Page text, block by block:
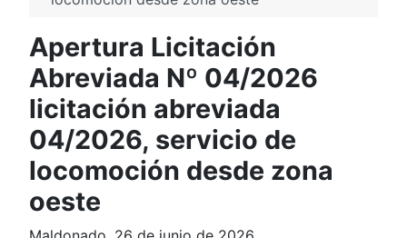
Apertura Licitación
Abreviada Nº 04/2026
licitación abreviada
04/2026, servicio de
locomoción desde zona
oeste